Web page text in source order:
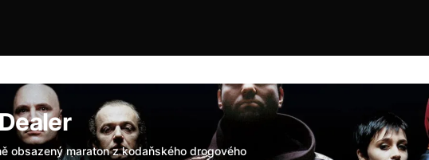
obsazený maraton z kodaňského drogového